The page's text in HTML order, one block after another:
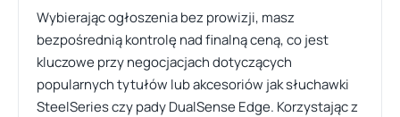
Wybierając ogłoszenia bez prowizji, masz
bezpośrednią kontrolę nad finalną ceną, co jest
kluczowe przy negocjacjach dotyczących
popularnych tytułów lub akcesoriów jak słuchawki
SteelSeries czy pady DualSense Edge. Korzystając z